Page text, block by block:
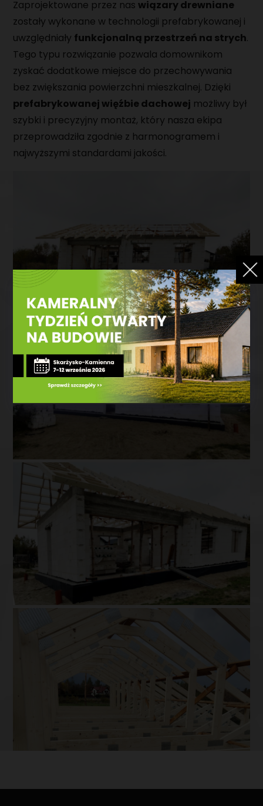
Zaprojektowane przez naswiązary drewniane
zostały wykonane w technologii prefabrykowanej i
uwzględniały funkcjonalną przestrzeń na strych.
Tego typu rozwiązanie pozwala domownikom
zyskać dodatkowe miejsce do przechowywania
bez zwiększania powierzchni mieszkalnej. Dzięki
prefabrykowanej więźbie dachowej możliwy był
szybki i precyzyjny montaż, który nasza ekipa
przeprowadziła zgodnie z harmonogramem i
najwyższymi standardami jakości.